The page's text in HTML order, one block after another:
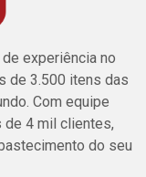
experiência no
de 3.500 itens das
Com equipe
4 mil clientes,
do seu